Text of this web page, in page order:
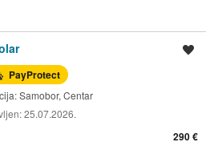
PayProtect
Samobor, Centar
25.07.2026.
290 €